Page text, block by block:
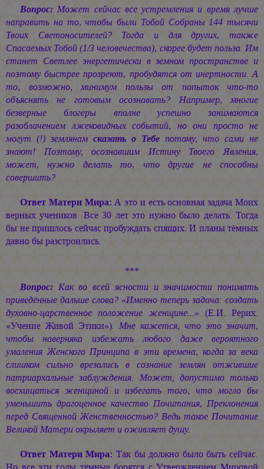
Вопрос: Может сейчас все устремления и время лучше
направить на то, чтобы были Тобой Собраны 144 тысячи
Твоих Светоносителей? Тогда и для других, также
Спасаемых Тобой (1/3 человечества), скорее будет польза. Им
станет Светлее энергетически в земном пространстве и
поэтому быстрее прозреют, пробудятся от инертности. А
то, возможно, минимум пользы от попыток что-то
объяснять не готовым осознавать? Например, многие
безверные блогеры вполне успешно занимаются
разоблачением лжековидных событий, но они просто не
могут (!) землянам сказать о Тебе потому, что сами не
знают! Поэтому, осознавшим Истину Твоего Явления,
может, нужно делать то, что другие не способны
совершить?
Ответ Матери Мира: А это и есть основная задача Моих
верных учеников. Все 30 лет это нужно было делать. Тогда
бы не пришлось сейчас пробуждать спящих. И планы тёмных
давно бы разстроились.
***
Вопрос: Как во всей ясности и значимости понимать
приведённые дальше слова? «Именно теперь задача: создать
духовно-царственное положение женщине...» (Е.И. Рерих.
«Учение Живой Этики»). Мне кажется, что это значит,
чтобы наверняка избежать любого даже вероятного
умаления Женского Принципа в эти времена, когда за века
слишком сильно врезались в сознание землян отжившие
патриархальные заблуждения. Может, допустимо только
восхищаться женщиной и избегать того, что могло бы
уменьшить драгоценное качество Почитания, Преклонения
перед Священной Женственностью? Ведь такое Почитание
Великой Матери окрыляет и оживляет душу.
Ответ Матери Мира: Так бы должно было быть сейчас.